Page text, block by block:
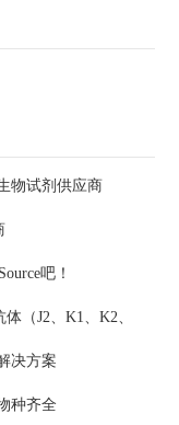
物试剂供应商
吧！
（J2、K1、K2、
决方案
种齐全